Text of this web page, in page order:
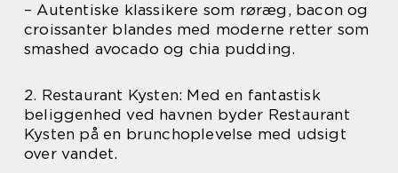
– Autentiske klassikere som røræg, bacon og
croissanter blandes med moderne retter som
smashed avocado og chia pudding.
2. Restaurant Kysten: Med en fantastisk
beliggenhed ved havnen byder Restaurant
Kysten på en brunchoplevelse med udsigt
over vandet.